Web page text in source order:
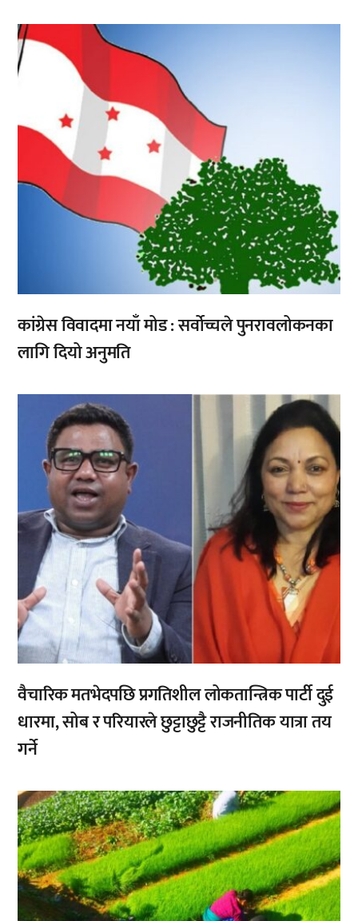
,
कांग्रेस विवादमा नयाँ मोड : सर्वोच्चले पुनरावलोकनका
लागि दियो अनुमति
वैचारिक मतभेदपछि प्रगतिशील लोकतान्त्रिक पार्टी दुई
धारमा, सोब र परियारले छुट्टाछुट्टै राजनीतिक यात्रा तय
गर्ने
,